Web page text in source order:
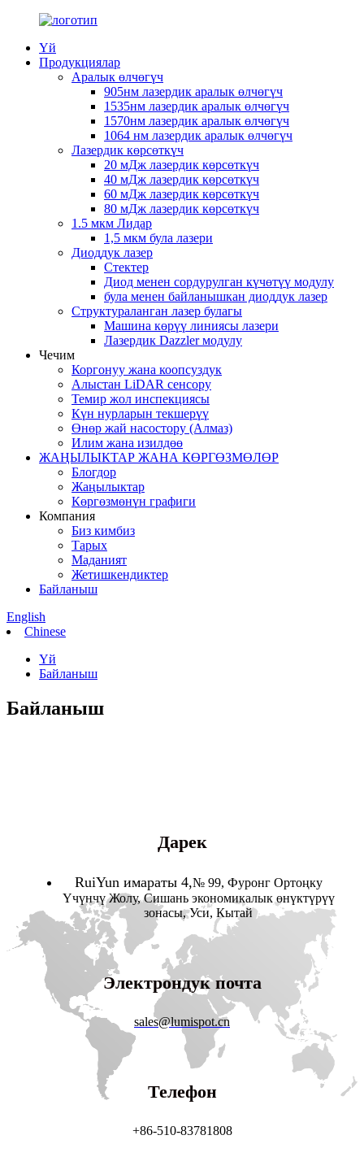
Үй
Продукциялар
Аралык өлчөгүч
905нм лазердик аралык өлчөгүч
1535нм лазердик аралык өлчөгүч
1570нм лазердик аралык өлчөгүч
1064 нм лазердик аралык өлчөгүч
Лазердик көрсөткүч
20 мДж лазердик көрсөткүч
40 мДж лазердик көрсөткүч
60 мДж лазердик көрсөткүч
80 мДж лазердик көрсөткүч
1.5 мкм Лидар
1,5 мкм була лазери
Диоддук лазер
Стектер
Диод менен сордурулган күчөтүү модулу
була менен байланышкан диоддук лазер
Структураланган лазер булагы
Машина көрүү линиясы лазери
Лазердик Dazzler модулу
Чечим
Коргонуу жана коопсуздук
Алыстан LiDAR сенсору
Темир жол инспекциясы
Күн нурларын текшерүү
Өнөр жай насостору (Алмаз)
Илим жана изилдөө
ЖАҢЫЛЫКТАР ЖАНА КӨРГӨЗМӨЛӨР
Блогдор
Жаңылыктар
Көргөзмөнүн графиги
Компания
Биз кимбиз
Тарых
Маданият
Жетишкендиктер
Байланыш
English
Chinese
Үй
Байланыш
Байланыш
Дарек
RuiYun имараты 4,№ 99, Фуронг Ортоңку
Үчүнчү Жолу, Сишань экономикалык өнүктүрүү
зонасы, Уси, Кытай
Электрондук почта
sales@lumispot.cn
Телефон
+86-510-83781808